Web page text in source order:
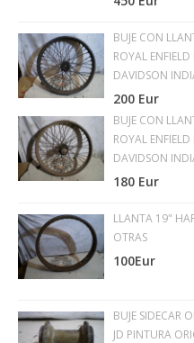
BUJE CON
ROYAL
DAVIDSON
200 Eur
BUJE CON
ROYAL
DAVIDSON
180 Eur
LLANTA 19"
OTRAS
100Eur
BUJE SIDECAR
JD PINTURA